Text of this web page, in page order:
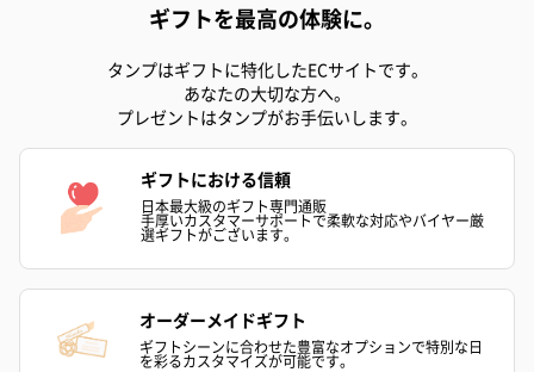
（レモン＆紅茶）（432
（バナナ味）（540円）
スキンケアグッズ
スキンケアグッズを同梱してお届けします。
ギフトを最高の体験に。
タンプはギフトに特化したECサイトです。
あなたの大切な方へ。
プレゼントはタンプがお手伝いします。
ギフトにおける信頼
日本最大級のギフト専門通販
手厚いカスタマーサポートで柔軟な対応やバイヤー厳
選ギフトがございます。
オーダーメイドギフト
ギフトシーンに合わせた豊富なオプションで特別な日
を彩るカスタマイズが可能です。